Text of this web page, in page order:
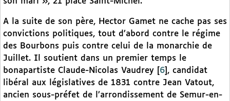
A la suite de son père, Hector Gamet ne cache pas ses
convictions politiques, tout d’abord contre le régime
des Bourbons puis contre celui de la monarchie de
Juillet. Il soutient dans un premier temps le
bonapartiste Claude-Nicolas Vaudrey
6 , candidat
libéral aux législatives de 1831 contre Jean Vatout,
ancien sous-préfet de l’arrondissement de Semur-en-